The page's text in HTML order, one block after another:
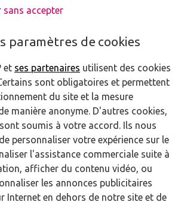
sans accepter
paramètres de cookies
et ses partenaires utilisent des cookies
sont obligatoires et permettent
du site et la mesure
manière anonyme. D'autres cookies,
soumis à votre accord. Ils nous
personnaliser votre expérience sur le
l'assistance commerciale suite à
afficher du contenu vidéo, ou
les annonces publicitaires
Internet en dehors de notre site et de